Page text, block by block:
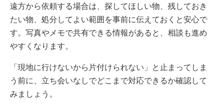
遠方から依頼する場合は、探してほしい物、残しておき
たい物、処分してよい範囲を事前に伝えておくと安心で
す。写真やメモで共有できる情報があると、相談も進め
やすくなります。
「現地に行けないから片付けられない」と止まってしま
う前に、立ち会いなしでどこまで対応できるか確認して
みましょう。